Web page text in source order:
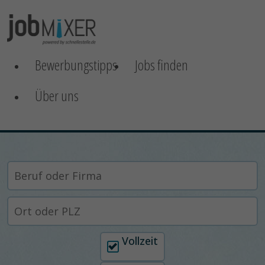
Bewerbungstipps
Jobs finden
Über uns
Arbeitszeit auswählen
Vollzeit